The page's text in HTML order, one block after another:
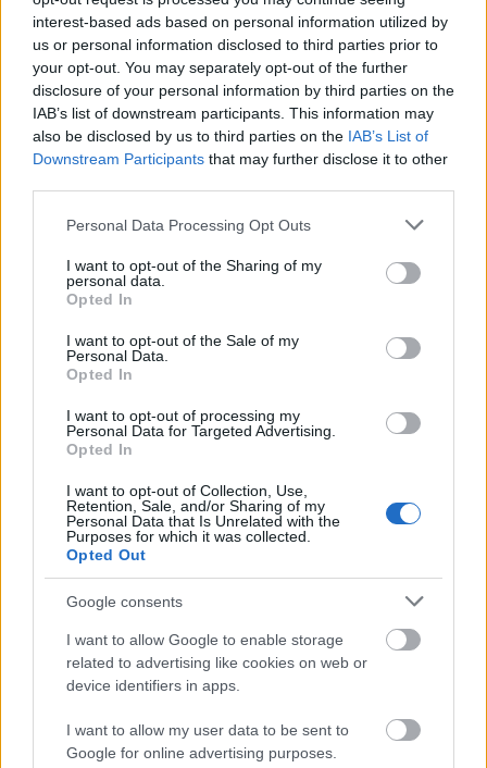
interest-based ads based on personal information utilized by
us or personal information disclosed to third parties prior to
your opt-out. You may separately opt-out of the further
disclosure of your personal information by third parties on the
IAB’s list of downstream participants. This information may
also be disclosed by us to third parties on the IAB’s List of
Downstream Participants that may further disclose it to other
Please note that this website/app uses one or more Google
not limited to your visit or usage behaviour. You may click to
grant or deny consent to Google and its third-party tags to
use your data for below specified purposes in below Google
consent section.
Personal Data Processing Opt Outs
I want to opt-out of the Sharing of my
personal data.
Opted In
I want to opt-out of the Sale of my
Personal Data.
Opted In
I want to opt-out of processing my
Personal Data for Targeted Advertising.
Opted In
I want to opt-out of Collection, Use,
Retention, Sale, and/or Sharing of my
Personal Data that Is Unrelated with the
Purposes for which it was collected.
Opted Out
Google consents
I want to allow Google to enable storage
related to advertising like cookies on web or
device identifiers in apps.
I want to allow my user data to be sent to
Google for online advertising purposes.
Το άθλημα της μακροζωίας: Χαρίζει έως και 5
επιπλέον χρόνια ζωής
Η Apple αποφασίζει ποιος μένει και ποιος φεύγει και
οι κανόνες δεν είναι ίδιοι για όλους